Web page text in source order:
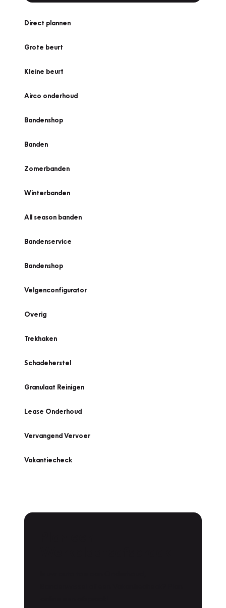
Direct plannen
Grote beurt
Kleine beurt
Airco onderhoud
Bandenshop
Banden
Zomerbanden
Winterbanden
All season banden
Bandenservice
Bandenshop
Velgenconfigurator
Overig
Trekhaken
Schadeherstel
Granulaat Reinigen
Lease Onderhoud
Vervangend Vervoer
Vakantiecheck